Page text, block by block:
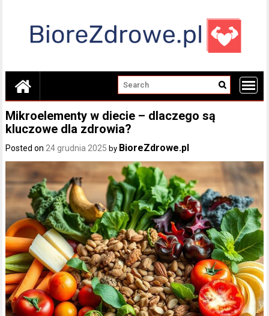
Mikroelementy w diecie – dlaczego są
kluczowe dla zdrowia?
Posted on 24 grudnia 2025 by BioreZdrowe.pl